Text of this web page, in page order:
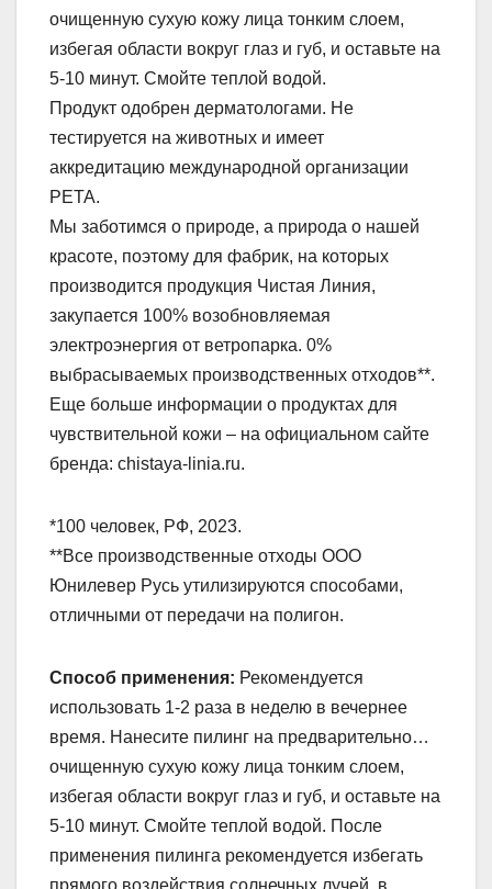
очищенную сухую кожу лица тонким слоем,
избегая области вокруг глаз и губ, и оставьте на
5-10 минут. Смойте теплой водой.
Продукт одобрен дерматологами. Не
тестируется на животных и имеет
аккредитацию международной организации
PETA.
Мы заботимся о природе, а природа о нашей
красоте, поэтому для фабрик, на которых
производится продукция Чистая Линия,
закупается 100% возобновляемая
электроэнергия от ветропарка. 0%
выбрасываемых производственных отходов**.
Еще больше информации о продуктах для
чувствительной кожи – на официальном сайте
бренда: chistaya-linia.ru.
*100 человек, РФ, 2023.
**Все производственные отходы ООО
Юнилевер Русь утилизируются способами,
отличными от передачи на полигон.
Способ применения: Рекомендуется
использовать 1-2 раза в неделю в вечернее
время. Нанесите пилинг на предварительно…
очищенную сухую кожу лица тонким слоем,
избегая области вокруг глаз и губ, и оставьте на
5-10 минут. Смойте теплой водой. После
применения пилинга рекомендуется избегать
прямого воздействия солнечных лучей, в